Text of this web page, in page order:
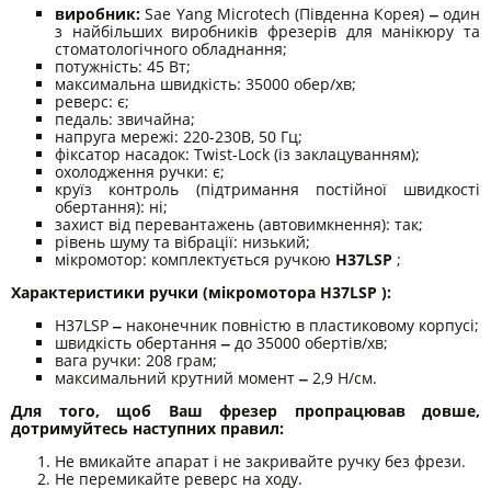
виробник: Sae Yang Microtech (Південна Корея) ‒один
з найбільших виробників фрезерів для манікюру та
стоматологічного обладнання;
потужність: 45 Вт;
максимальна швидкість: 35000 обер/хв;
реверс: є;
педаль: звичайна;
напруга мережі: 220-230В, 50 Гц;
фіксатор насадок: Twist-Lock (із заклацуванням);
охолодження ручки: є;
круїз контроль (підтримання постійної швидкості
обертання): ні;
захист від перевантажень (автовимкнення): так;
рівень шуму та вібрації: низький;
мікромотор: комплектується ручкою H37LSP ;
Характеристики ручки (мікромотора H37LSP ):
H37LSP ‒ наконечник повністю в пластиковому корпусі;
швидкість обертання ‒ до 35000 обертів/хв;
вага ручки: 208 грам;
максимальний крутний момент ‒ 2,9 Н/см.
Для того, щоб Ваш фрезер пропрацював довше,
дотримуйтесь наступних правил:
Не вмикайте апарат і не закривайте ручку без фрези.
Не перемикайте реверс на ходу.